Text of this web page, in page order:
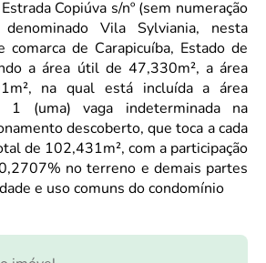
Copiúva s/nº (sem numeração
Vila Sylviania, nesta
comarca de Carapicuíba, Estado de
a área útil de 47,330m², a área
na qual está incluída a área
1 (uma) vaga indeterminada na
descoberto, que toca a cada
de 102,431m², com a participação
no terreno e demais partes
e uso comuns do condomínio